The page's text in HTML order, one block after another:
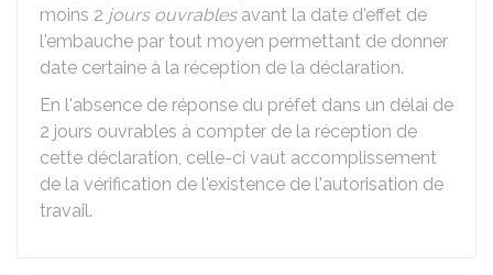
moins 2 jours ouvrablesavant la date d'effet de
l'embauche par tout moyen permettant de donner
date certaine à la réception de la déclaration.
En l'absence de réponse du préfet dans un délai de
2 jours ouvrables à compter de la réception de
cette déclaration, celle-ci vaut accomplissement
de la vérification de l'existence de l'autorisation de
travail.